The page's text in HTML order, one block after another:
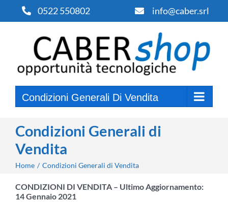
contenuto
0522 550802 info@caber.srl
Condizioni Generali Di Vendita
Condizioni Generali di
Vendita
Home Condizioni Generali di Vendita
CONDIZIONI DI VENDITA – Ultimo Aggiornamento:
14 Gennaio 2021